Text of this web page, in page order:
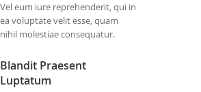
Vel eum iure reprehenderit, qui in
ea voluptate velit esse, quam
nihil molestiae consequatur.
Blandit Praesent
Luptatum